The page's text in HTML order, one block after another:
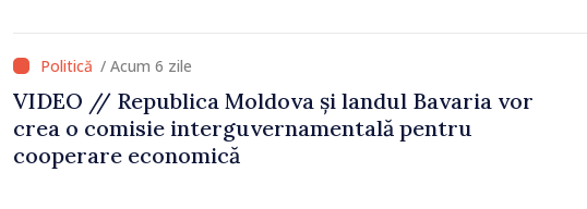
/ Acum 6 zile
VIDEO // Republica Moldova și landul Bavaria vor
crea o comisie interguvernamentală pentru
cooperare economică